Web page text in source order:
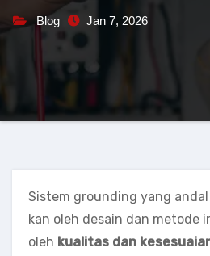
Blog Jan 7, 2026
Sistem grounding yang
kan oleh desain dan metode
oleh kualitas dan